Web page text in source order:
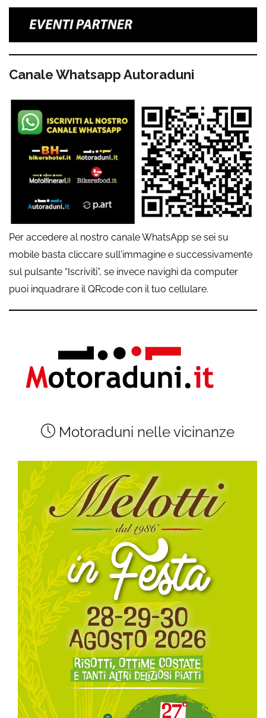
Canale Whatsapp Autoraduni
Per accedere al nostro canale WhatsApp se sei su
mobile basta cliccare sull'immagine e successivamente
sul pulsante “Iscriviti”, se invece navighi da computer
puoi inquadrare il QRcode con il tuo cellulare.
Motoraduni nelle vicinanze